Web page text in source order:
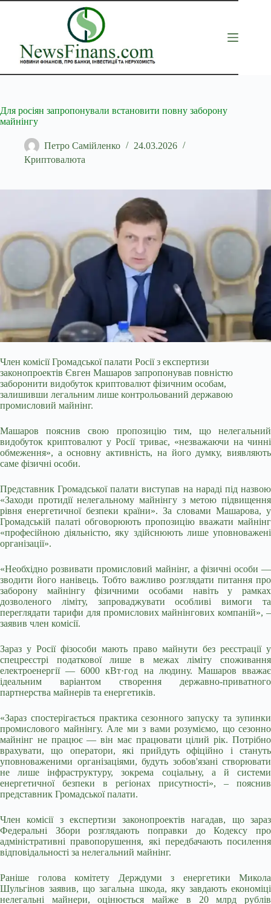
Перейти
Для росіян запропонували встановити повну заборону
майнінгу
Петро Самійленко
24.03.2026
Криптовалюта
Член комісії Громадської палати Росії з експертизи
законопроектів Євген Машаров запропонував повністю
заборонити видобуток криптовалют фізичним особам,
залишивши легальним лише контрольований державою
промисловий майнінг.
Машаров пояснив свою пропозицію тим, що нелегальний
видобуток криптовалют у Росії триває, «незважаючи на чинні
обмеження», а основну активність, на його думку, виявляють
саме фізичні особи.
Представник Громадської палати виступав на нараді під назвою
«Заходи протидіїнелегальному майнінгу з метою підвищення
рівня енергетичної безпеки країни». За словами Машарова, у
Громадській палаті обговорюють пропозицію вважати майнінг
«професійною діяльністю, яку здійснюють лише уповноважені
організації».
«Необхідно розвивати промисловий майнінг, а фізичні особи —
зводити його нанівець. Тобто важливо розглядати питання про
заборону майнінгу фізичними особами навіть у рамках
дозволеного ліміту, запроваджувати особливі вимоги та
переглядати тарифи для промислових майнінгових компаній», –
заявив член комісії.
Зараз у Росії фізособи мають право майнути без реєстрації у
спецреєстрі податкової лише в межах ліміту споживання
електроенергії — 6000 кВт·год на людину. Машаров вважає
ідеальним варіантом створення державно-приватного
партнерства майнерів та енергетиків.
«Зараз спостерігається практика сезонного запуску та зупинки
промислового майнінгу. Але ми з вами розуміємо, що сезонно
майнінг не працює — він має працювати цілий рік. Потрібно
врахувати, що оператори, які прийдуть офіційно і стануть
уповноваженими організаціями, будуть зобов'язані створювати
не лише інфраструктуру, зокрема соціальну, а й системи
енергетичної безпеки в регіонах присутності», – пояснив
представник Громадської палати.
Член комісії з експертизи законопроектів нагадав, що зараз
Федеральні Збори розглядають поправки до Кодексу про
адміністративні правопорушення, які передбачають посилення
відповідальності за нелегальний майнінг.
Раніше голова комітету Держдуми з енергетики Микола
Шульгінов заявив, що загальна шкода, яку завдають економіці
нелегальні майнери, оцінюється майже в 20 млрд рублів